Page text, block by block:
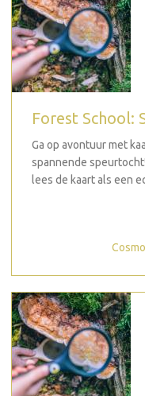
Forest School:
Ga op avontuur met
spannende
lees de kaart als een